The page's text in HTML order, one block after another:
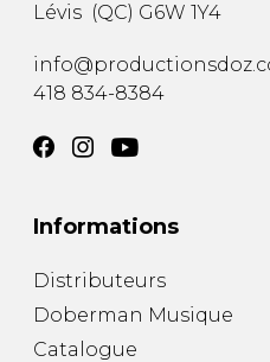
Lévis (QC) G6W 1Y4
418 834-8384
Informations
Distributeurs
Doberman Musique
Catalogue